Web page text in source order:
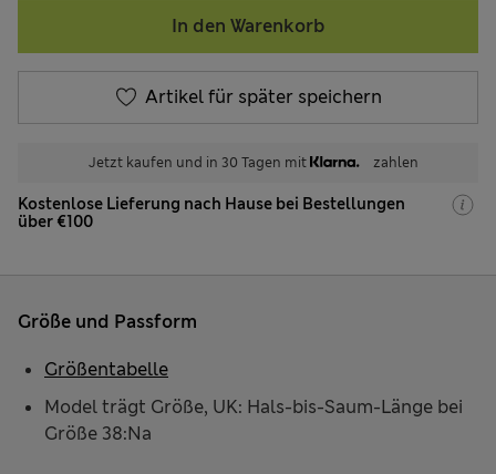
In den Warenkorb
Artikel für später speichern
Jetzt kaufen und in 30 Tagen mit zahlen
Kostenlose Lieferung nach Hause bei Bestellungen
über €100
Größe und Passform
Model trägt Größe, UK: Hals-bis-Saum-Länge bei
Größe 38:Na
Größentabelle